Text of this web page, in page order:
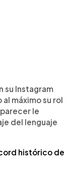
su Instagram
máximo su rol
le
del lenguaje
histórico de